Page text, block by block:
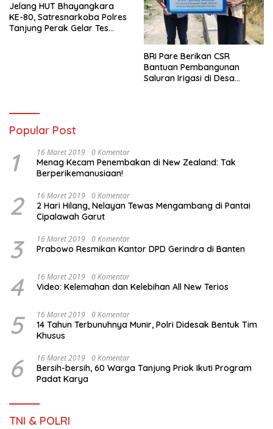
Jelang HUT Bhayangkara
KE-80, Satresnarkoba Polres
Tanjung Perak Gelar Tes
BRI Pare Berikan CSR
Bantuan Pembangunan
Saluran Irigasi di Desa
Popular Post
1 16 Maret 2019 0 Komentar
Menag Kecam Penembakan di New Zealand: Tak
Berperikemanusiaan!
2 16 Maret 2019 0 Komentar
2 Hari Hilang, Nelayan Tewas Mengambang di Pantai
Cipalawah Garut
3 16 Maret 2019 0 Komentar
Prabowo Resmikan Kantor DPD Gerindra di Banten
4 16 Maret 2019 0 Komentar
Video: Kelemahan dan Kelebihan All New Terios
5 16 Maret 2019 0 Komentar
14 Tahun Terbunuhnya Munir, Polri Didesak Bentuk Tim
Khusus
6 16 Maret 2019 0 Komentar
Bersih-bersih, 60 Warga Tanjung Priok Ikuti Program
Padat Karya
TNI & POLRI